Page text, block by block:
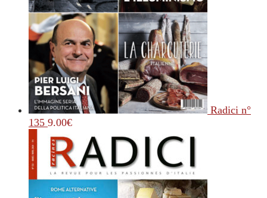
Radici n°
135 9.00€